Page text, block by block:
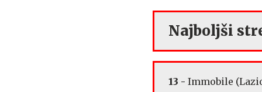
Najboljši
13 - Immobile